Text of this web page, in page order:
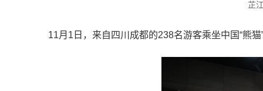
芷
11月1日，来自四川成都的238名游客乘坐中国“熊